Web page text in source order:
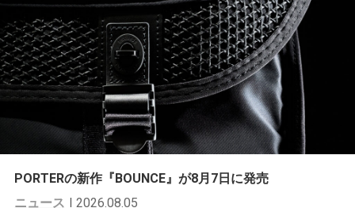
PORTERの新作『BOUNCE』が8月7日に発売
ニュース
2026.08.05